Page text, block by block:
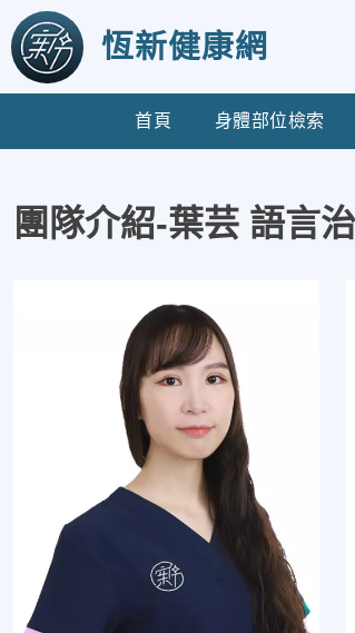
恆新健康網
首頁 身體部位檢索
團隊介紹-葉芸 語言